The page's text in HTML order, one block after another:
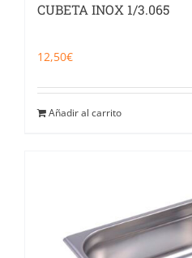
CUBETA INOX 1/3.065
12,50€
Añadir al carrito